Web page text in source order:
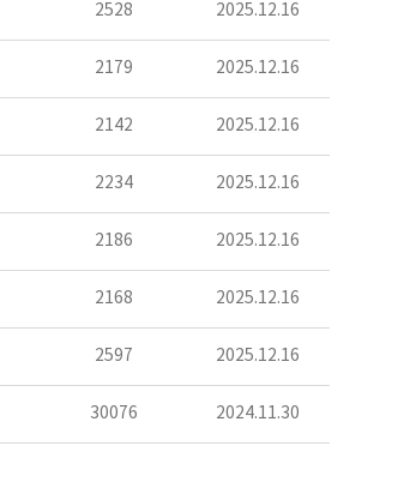
2528 2025.12.16
2179 2025.12.16
2142 2025.12.16
2234 2025.12.16
2186 2025.12.16
2168 2025.12.16
2597 2025.12.16
30076 2024.11.30